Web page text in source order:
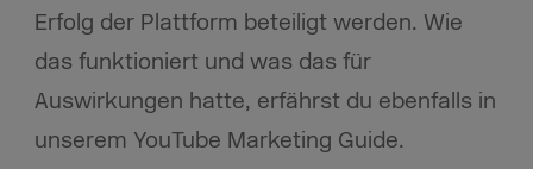
Erfolg der Plattform beteiligt werden. Wie
das funktioniert und was das für
Auswirkungen hatte, erfährst du ebenfalls in
unserem YouTube Marketing Guide.